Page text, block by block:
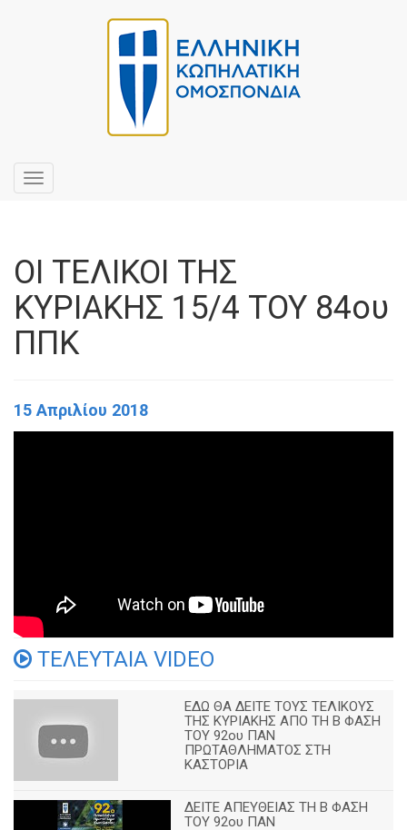
Toggle
navigation
ΟΙ ΤΕΛΙΚΟΙ ΤΗΣ
ΚΥΡΙΑΚΗΣ 15/4 ΤΟΥ 84ου
ΠΠΚ
15 Απριλίου 2018
ΤΕΛΕΥΤΑΙΑ VIDEO
ΕΔΩ ΘΑ ΔΕΙΤΕ ΤΟΥΣ ΤΕΛΙΚΟΥΣ
ΤΗΣ ΚΥΡΙΑΚΗΣ ΑΠΟ ΤΗ Β ΦΑΣΗ
ΤΟΥ 92ου ΠΑΝ
ΠΡΩΤΑΘΛΗΜΑΤΟΣ ΣΤΗ
ΚΑΣΤΟΡΙΑ
ΔΕΙΤΕ ΑΠΕΥΘΕΙΑΣ ΤΗ Β ΦΑΣΗ
ΤΟΥ 92ου ΠΑΝ